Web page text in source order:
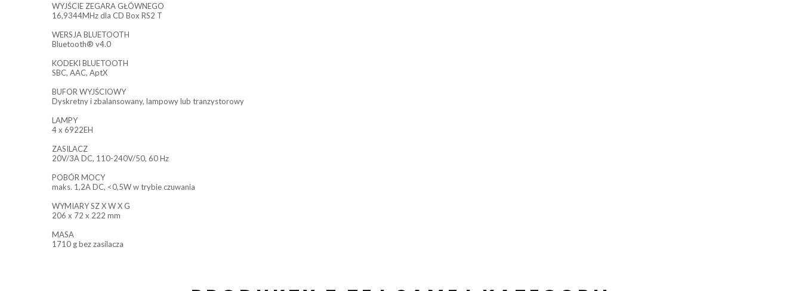
WYJŚCIE ZEGARA GŁÓWNEGO
16,9344MHz dla CD Box RS2 T
WERSJA BLUETOOTH
Bluetooth® v4.0
KODEKI BLUETOOTH
SBC, AAC, AptX
BUFOR WYJŚCIOWY
Dyskretny i zbalansowany, lampowy lub tranzystorowy
LAMPY
4 x 6922EH
ZASILACZ
20V/3A DC, 110-240V/50, 60 Hz
POBÓR MOCY
maks. 1,2A DC, <0,5W w trybie czuwania
WYMIARY SZ X W X G
206 x 72 x 222 mm
MASA
1710 g bez zasilacza